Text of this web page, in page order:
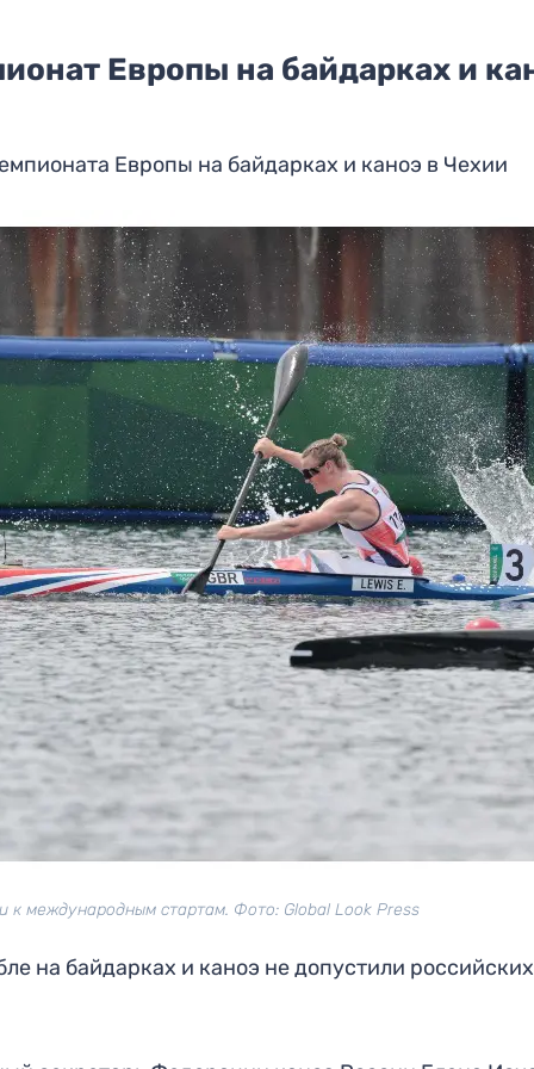
Европы на байдарках и
Европы на байдарках и каноэ в Чехии
к международным стартам. Фото: Global Look Press
на байдарках и каноэ не допустили российских